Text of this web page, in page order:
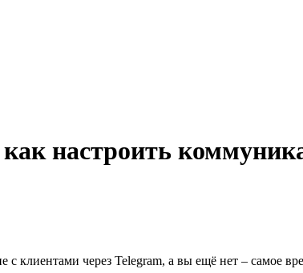
настроить
клиентами через Telegram, а вы ещё нет – самое